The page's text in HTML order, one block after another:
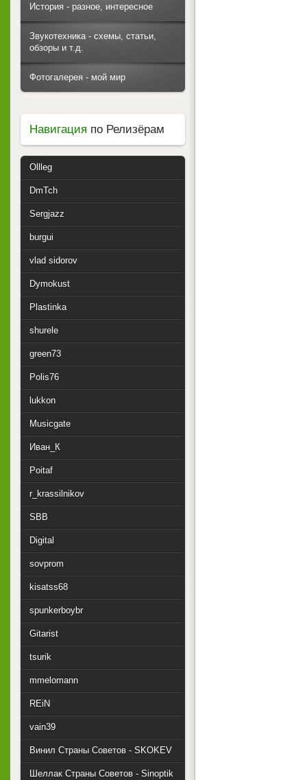
История - разное, интересное
Звукотехника - схемы, статьи,
обзоры и т.д.
Фотогалерея - мой мир
Навигация по Релизёрам
Ollleg
DmTch
Sergjazz
burgui
vlad sidorov
Dymokust
Plastinka
shurele
green73
Polis76
lukkon
Musicgate
Иван_К
Poitaf
r_krassilnikov
SBB
Digital
sovprom
kisatss68
spunkerboybr
Gitarist
tsurik
mmelomann
REiN
vain39
Винил Страны Советов - SKOKEV
Шеллак Страны Советов - Sinoptik